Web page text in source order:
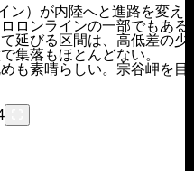
ン）が内陸へと進路を変
ロンラインの一部でもある
延びる区間は、高低差の
集落もほとんどない。
も素晴らしい。宗谷岬を